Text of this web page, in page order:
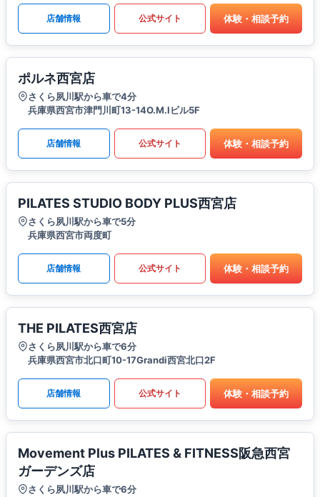
店舗情報 公式サイト 体験・相談予約
ポルネ西宮店
さくら夙川駅から車で4分
兵庫県西宮市津門川町13-14O.M.Iビル5F
店舗情報 公式サイト 体験・相談予約
PILATES STUDIO BODY PLUS西宮店
さくら夙川駅から車で5分
兵庫県西宮市両度町
店舗情報 公式サイト 体験・相談予約
THE PILATES西宮店
さくら夙川駅から車で6分
兵庫県西宮市北口町10-17Grandi西宮北口2F
店舗情報 公式サイト 体験・相談予約
Movement Plus PILATES & FITNESS阪急西宮
ガーデンズ店
さくら夙川駅から車で6分